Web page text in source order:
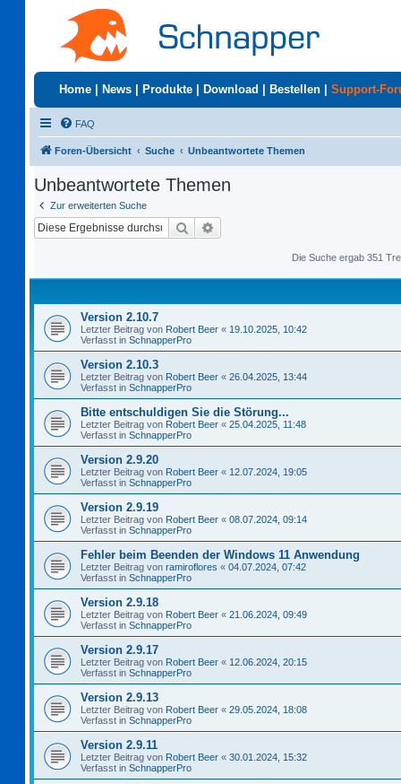
Home News Produkte Download Bestellen Support-
FAQ
Foren-Übersicht Suche Unbeantwortete Themen
Unbeantwortete Themen
Zur erweiterten Suche
Suche
Die Suche ergab 351
Version 2.10.7
Letzter Beitrag von Robert Beer « 19.10.2025, 10:42
Verfasst in SchnapperPro
Version 2.10.3
Letzter Beitrag von Robert Beer « 26.04.2025, 13:44
Verfasst in SchnapperPro
Bitte entschuldigen Sie die Störung...
Letzter Beitrag von Robert Beer « 25.04.2025, 11:48
Verfasst in SchnapperPro
Version 2.9.20
Letzter Beitrag von Robert Beer « 12.07.2024, 19:05
Verfasst in SchnapperPro
Version 2.9.19
Letzter Beitrag von Robert Beer « 08.07.2024, 09:14
Verfasst in SchnapperPro
Fehler beim Beenden der Windows 11 Anwendung
Letzter Beitrag von ramiroflores « 04.07.2024, 07:42
Verfasst in SchnapperPro
Version 2.9.18
Letzter Beitrag von Robert Beer « 21.06.2024, 09:49
Verfasst in SchnapperPro
Version 2.9.17
Letzter Beitrag von Robert Beer « 12.06.2024, 20:15
Verfasst in SchnapperPro
Version 2.9.13
Letzter Beitrag von Robert Beer « 29.05.2024, 18:08
Verfasst in SchnapperPro
Version 2.9.11
Letzter Beitrag von Robert Beer « 30.01.2024, 15:32
Verfasst in SchnapperPro